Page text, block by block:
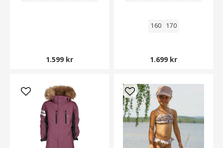
1.599 kr
160 170
1.699 kr